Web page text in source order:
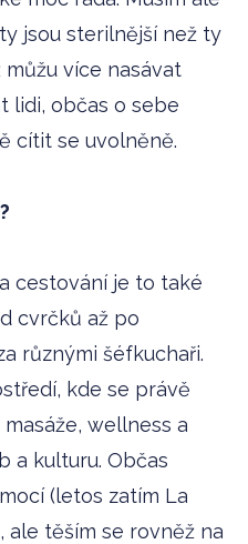
jsou sterilnější než ty
více nasávat
lidi, občas o sebe
cítit se uvolněně.
cestování je to také
cvrčků až po
různými šéfkuchaři.
kde se právě
wellness a
a kulturu. Občas
(letos zatím La
ale těším se rovněž na